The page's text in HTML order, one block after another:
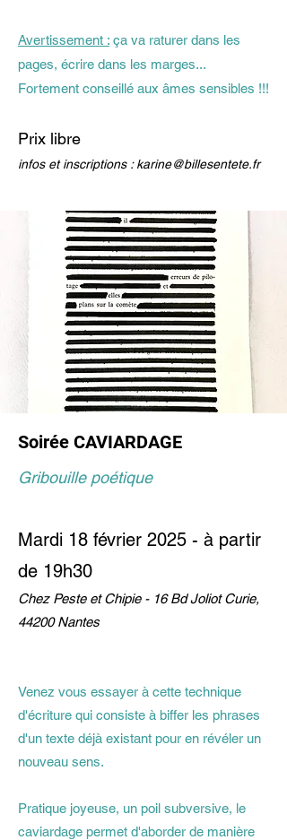
Avertissement : ça va raturer dans les
pages, écrire dans les marges...
Fortement conseillé aux âmes sensibles !!!
Prix libre
infos et inscriptions :karine@billesentete.fr
Soirée CAVIARDAGE
Gribouille poétique
Mardi 18 février 2025 - à partir
de 19h30
Chez Peste et Chipie - 16 Bd Joliot Curie,
44200 Nantes
Venez vous essayer à cette technique
d'écriture qui consiste à biffer les phrases
d'un texte déjà existant pour en révéler un
nouveau sens.
Pratique joyeuse, un poil subversive, le
caviardage permet d'aborder de manière